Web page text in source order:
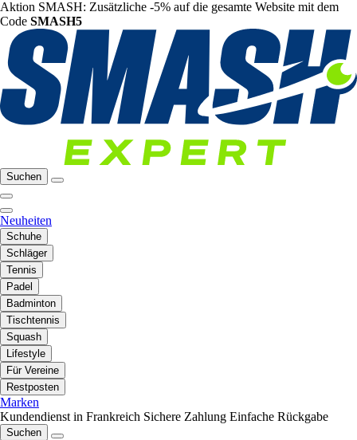
Aktion SMASH: Zusätzliche -5% auf die gesamte Website mit dem
Code SMASH5
Suchen
Neuheiten
Schuhe
Schläger
Tennis
Padel
Badminton
Tischtennis
Squash
Lifestyle
Für Vereine
Restposten
Marken
Kundendienst in Frankreich Sichere Zahlung Einfache Rückgabe
Suchen